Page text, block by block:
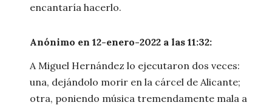
encantaría hacerlo.
Anónimo en 12-enero-2022 a las 11:32:
A Miguel Hernández lo ejecutaron dos veces:
una, dejándolo morir en la cárcel de Alicante;
otra, poniendo música tremendamente mala a